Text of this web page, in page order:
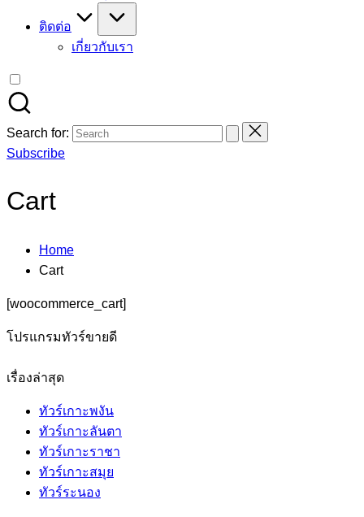
ติดต่อ
เกี่ยวกับเรา
Search for:
Subscribe
Cart
Home
Cart
[woocommerce_cart]
โปรแกรมทัวร์ขายดี
เรื่องล่าสุด
ทัวร์เกาะพงัน
ทัวร์เกาะลันตา
ทัวร์เกาะราชา
ทัวร์เกาะสมุย
ทัวร์ระนอง